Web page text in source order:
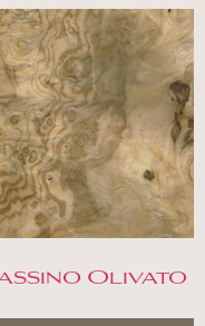
Olivato